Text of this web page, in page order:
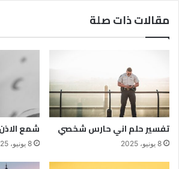
مقالات ذات صلة
تفسير حلم اني حارس شخصي
8 يونيو، 2025
شمع
8 يونيو، 2025